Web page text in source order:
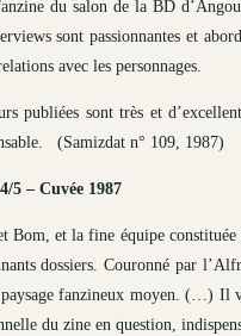
du salon de la BD
sont passionnantes et
avec les personnages.
publiées sont très et
(Samizdat n° 109, 1987)
5 – Cuvée 1987
Bom, et la fine équipe
dossiers. Couronné par
paysage fanzineux moyen. (…)
du zine en question,